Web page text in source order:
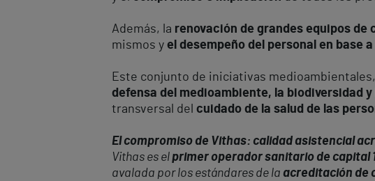
Además, la renovación de grandes equipos
mismos y el desempeño del personal en base
Este conjunto de iniciativas
defensa del medioambiente, la biodiversidad
transversal del cuidado de la salud de las
El compromiso de Vithas: calidad asistencial
Vithas es elprimer operador sanitario de capital
avalada por los estándares de la acreditación de